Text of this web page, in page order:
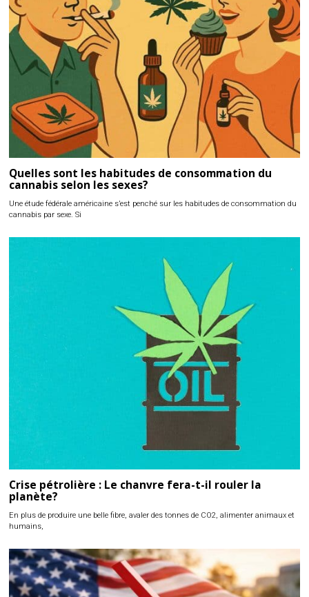
Quelles sont les habitudes de consommation du
cannabis selon les sexes?
Une étude fédérale américaine s’est penché sur les habitudes de consommation du
cannabis par sexe. Si
Crise pétrolière : Le chanvre fera-t-il rouler la
planète?
En plus de produire une belle fibre, avaler des tonnes de CO2, alimenter animaux et
humains,